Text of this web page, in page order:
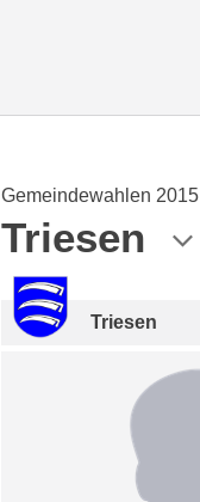
Gemeindewahlen 2015
Triesen
Triesen